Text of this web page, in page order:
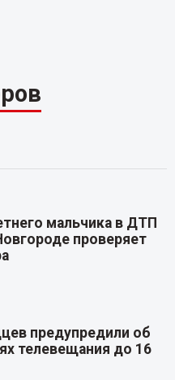
мальчика в ДТП
проверяет
предупредили об
телевещания до 16